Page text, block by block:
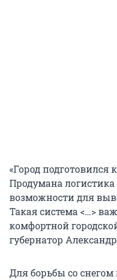
«Город подготовился
Продумана
возможности для
Такая система <…>
комфортной
губернатор
Для борьбы со снегом